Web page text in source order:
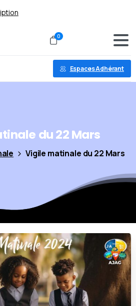
0
Espaces Adhérant
du22Mars
Vigile matinale du 22 Mars